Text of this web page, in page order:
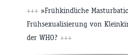
+++ »Frühkindliche
Frühsexualisierung von
der WHO? +++